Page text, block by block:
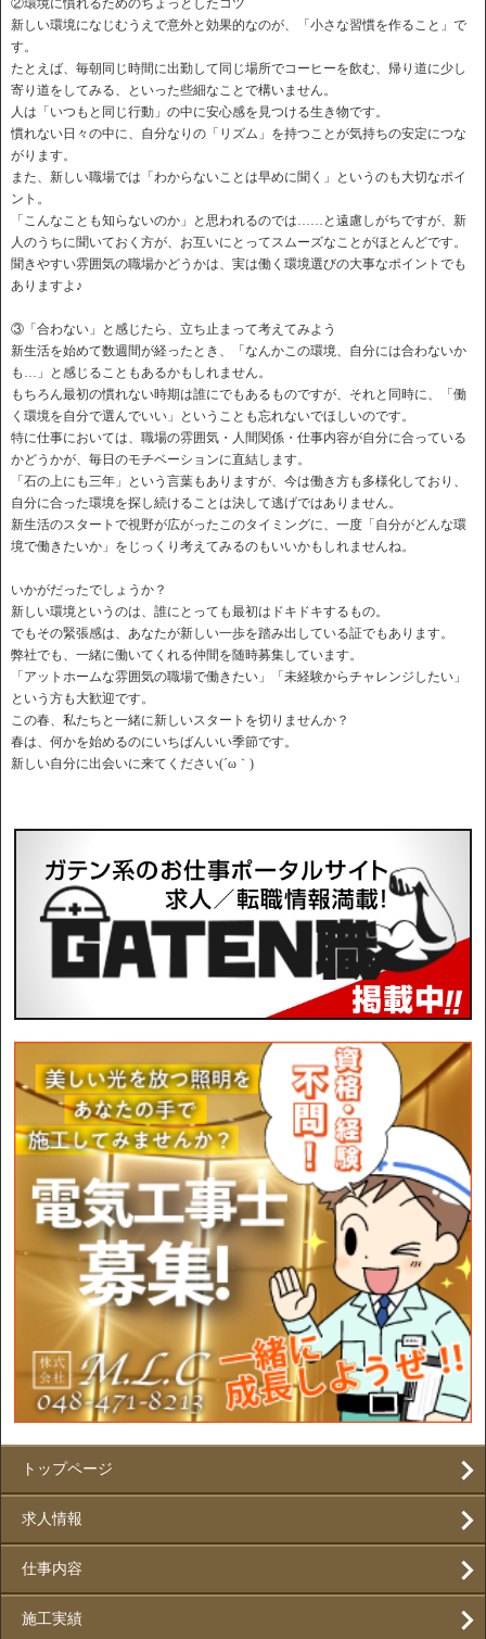
②環境に慣れるためのちょっとしたコツ
新しい環境になじむうえで意外と効果的なのが、「小さな習慣を作ること」で
す。
たとえば、毎朝同じ時間に出勤して同じ場所でコーヒーを飲む、帰り道に少し
寄り道をしてみる、といった些細なことで構いません。
人は「いつもと同じ行動」の中に安心感を見つける生き物です。
慣れない日々の中に、自分なりの「リズム」を持つことが気持ちの安定につな
がります。
また、新しい職場では「わからないことは早めに聞く」というのも大切なポイ
ント。
「こんなことも知らないのか」と思われるのでは……と遠慮しがちですが、新
人のうちに聞いておく方が、お互いにとってスムーズなことがほとんどです。
聞きやすい雰囲気の職場かどうかは、実は働く環境選びの大事なポイントでも
ありますよ♪
③「合わない」と感じたら、立ち止まって考えてみよう
新生活を始めて数週間が経ったとき、「なんかこの環境、自分には合わないか
も…」と感じることもあるかもしれません。
もちろん最初の慣れない時期は誰にでもあるものですが、それと同時に、「働
く環境を自分で選んでいい」ということも忘れないでほしいのです。
特に仕事においては、職場の雰囲気・人間関係・仕事内容が自分に合っている
かどうかが、毎日のモチベーションに直結します。
「石の上にも三年」という言葉もありますが、今は働き方も多様化しており、
自分に合った環境を探し続けることは決して逃げではありません。
新生活のスタートで視野が広がったこのタイミングに、一度「自分がどんな環
境で働きたいか」をじっくり考えてみるのもいいかもしれませんね。
いかがだったでしょうか？
新しい環境というのは、誰にとっても最初はドキドキするもの。
でもその緊張感は、あなたが新しい一歩を踏み出している証でもあります。
弊社でも、一緒に働いてくれる仲間を随時募集しています。
「アットホームな雰囲気の職場で働きたい」「未経験からチャレンジしたい」
という方も大歓迎です。
この春、私たちと一緒に新しいスタートを切りませんか？
春は、何かを始めるのにいちばんいい季節です。
新しい自分に出会いに来てください(´ω｀)
トップページ
求人情報
仕事内容
施工実績